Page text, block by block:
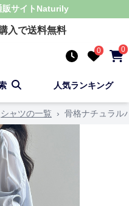
サイト Naturily
入で送料無料
0 0
人気ランキング
シャツの一覧 › 骨格ナチュラル